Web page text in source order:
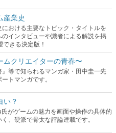
産業史
おける主要なトピック・タイトルを
インタビューや識者による解説を掲
きる決定版！
ムクリエイターの青春〜
』等で知られるマンガ家・田中圭一先
トマンガです。
い？
がゲームの魅力を画面や操作の具体的
、硬派で骨太な評論連載です。